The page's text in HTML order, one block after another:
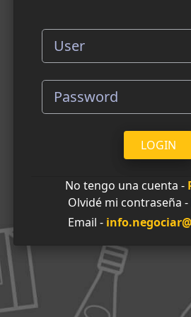
LOGIN
No tengo una cuenta -
Olvidé mi contraseña -
Email -